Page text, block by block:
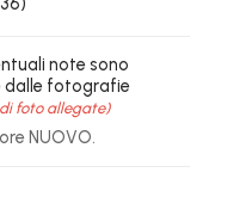
note sono
dalle fotografie
foto allegate)
NUOVO.